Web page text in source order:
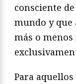
consciente
mundo y que
más o
Para